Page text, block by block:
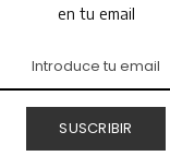
en tu email
SUSCRIBIR